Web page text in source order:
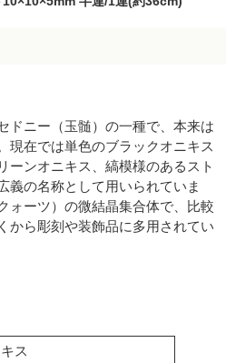
ドニー（玉髄）の一種で、本来は
現在では単色のブラックオニキス
ーンオニキス、縞模様のあるスト
義の名称として用いられていま
ォーツ）の微結晶集合体で、比較
から彫刻や装飾品に多用されてい
ス